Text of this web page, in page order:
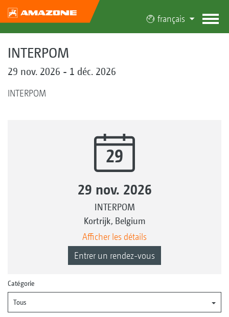
français
INTERPOM
29 nov. 2026 - 1 déc. 2026
INTERPOM
29
29 nov. 2026
INTERPOM
Kortrijk, Belgium
Afficher les détails
Entrer un rendez-vous
Catégorie
Tous